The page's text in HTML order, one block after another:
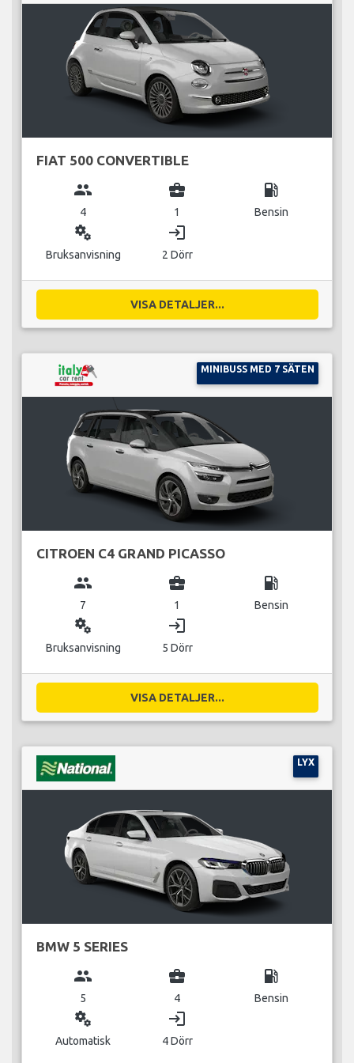
FIAT 500 CONVERTIBLE
group
4
business_center
1
local_gas_station
Bensin
miscellaneous_services
Bruksanvisning
login
2 Dörr
VISA DETALJER...
MINIBUSS MED 7 SÄTEN
CITROEN C4 GRAND PICASSO
group
7
business_center
1
local_gas_station
Bensin
miscellaneous_services
Bruksanvisning
login
5 Dörr
VISA DETALJER...
LYX
BMW 5 SERIES
group
5
business_center
4
local_gas_station
Bensin
miscellaneous_services
Automatisk
login
4 Dörr